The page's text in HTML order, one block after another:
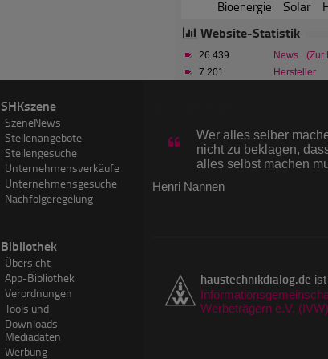
Bioenergie
Solar
Website-Statistik
26.439 News
(Zur
7.201
Hersteller
750.129
Visits im
1.263.537
SHKszene
SzeneNews
Stellenangebote
Stellengesuche
Unternehmensverkäufe
Unternehmensgesuche
Nachfolgeregelung
Bibliothek
Übersicht
App-Bibliothek
Verordnungen
Tools und
Downloads
Mediadaten
Werbung
Wer alles selber
nicht zu beklagen,
alles selbst machen
Henri Nannen
haustechnikdialog.de
Werbeträgern e.V. (IVW)